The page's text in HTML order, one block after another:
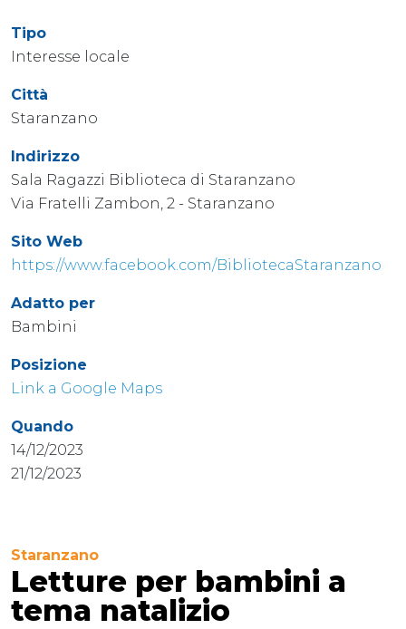
Tipo
Interesse locale
Città
Staranzano
Indirizzo
Sala Ragazzi Biblioteca di Staranzano
Via Fratelli Zambon, 2 - Staranzano
Sito Web
https://www.facebook.com/BibliotecaStaranzano
Adatto per
Bambini
Posizione
Link a Google Maps
Quando
14/12/2023
21/12/2023
Staranzano
Letture per bambini a
tema natalizio